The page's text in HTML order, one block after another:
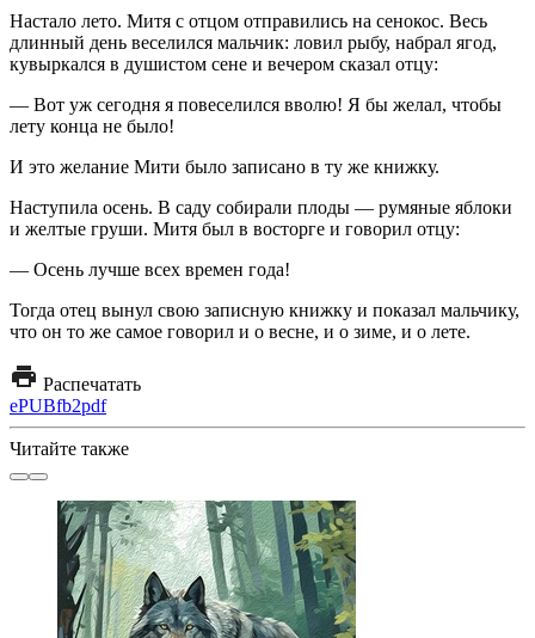
Настало лето. Митя с отцом отправились на сенокос. Весь
длинный день веселился мальчик: ловил рыбу, набрал ягод,
кувыркался в душистом сене и вечером сказал отцу:
— Вот уж сегодня я повеселился вволю! Я бы желал, чтобы
лету конца не было!
И это желание Мити было записано в ту же книжку.
Наступила осень. В саду собирали плоды — румяные яблоки
и желтые груши. Митя был в восторге и говорил отцу:
— Осень лучше всех времен года!
Тогда отец вынул свою записную книжку и показал мальчику,
что он то же самое говорил и о весне, и о зиме, и о лете.
Распечатать
ePUBfb2pdf
Читайте также